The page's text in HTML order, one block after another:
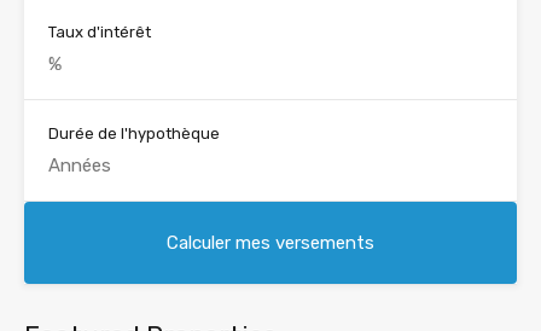
Taux d'intérêt
Durée de l'hypothèque